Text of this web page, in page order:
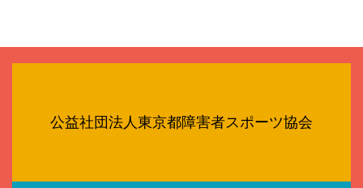
公益社団法人東京都障害者スポーツ協会